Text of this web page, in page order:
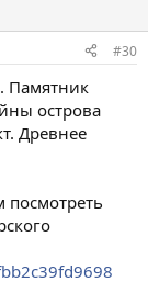
#30
Памятник
острова
Древнее
посмотреть